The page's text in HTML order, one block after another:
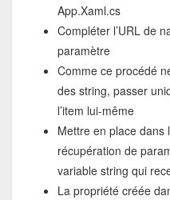
App.Xaml.cs
Compléter l’URL de
paramètre
Comme ce procédé
des string, passer
l’item lui-même
Mettre en place dans
récupération de
variable string qui
La propriété créée